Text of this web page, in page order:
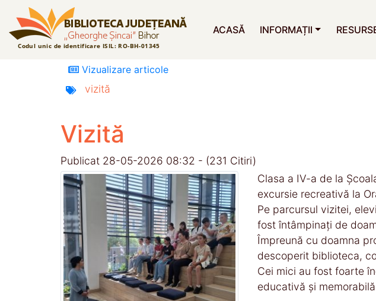
ACASĂ INFORMAȚII
Vizualizare articole
vizită
Vizită
Publicat 28-05-2026 08:32 - (231 Citiri)
Clasa a IV-a de la
excursie recreativă la
Pe parcursul vizitei,
fost întâmpinați de
Împreună cu doamna
descoperit biblioteca,
Cei mici au fost foarte
educativă și